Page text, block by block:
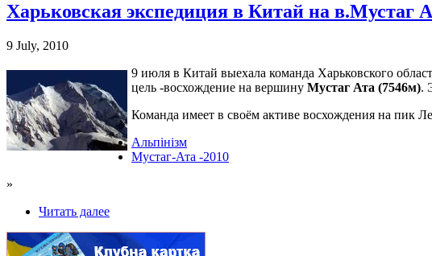
Харьковская экспедиция в Китай на в.Мустаг
9 July, 2010
9 июля в Китай выехала команда Харьковского
цель -восхождение на вершину Мустаг Ата (7546м).
Команда имеет в своём активе восхождения на
Альпінізм
Мустаг-Ата -2010
»
Читать далее